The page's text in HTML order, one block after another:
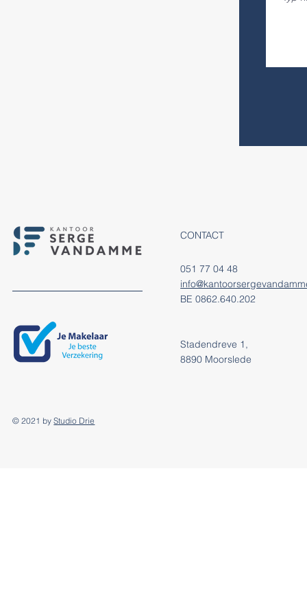
© 2021 byStudio Drie
CONTACT
051 77 04 48
BE 0862.640.202
Stadendreve 1,
8890 Moorslede